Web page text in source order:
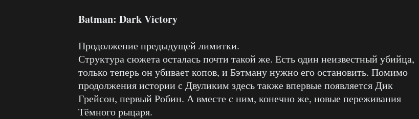
Batman: Dark Victory
Продолжение предыдущей лимитки.
Структура сюжета осталась почти такой же. Есть один неизвестный убийца,
только теперь он убивает копов, и Бэтману нужно его остановить. Помимо
продолжения истории с Двуликим здесь также впервые появляется Дик
Грейсон, первый Робин. А вместе с ним, конечно же, новые переживания
Тёмного рыцаря.